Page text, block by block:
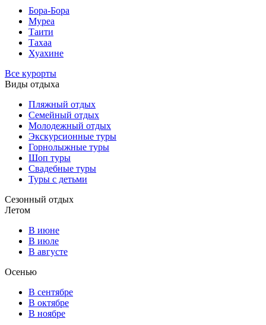
Бора-Бора
Муреа
Таити
Тахаа
Хуахине
Все курорты
Виды отдыха
Пляжный отдых
Семейный отдых
Молодежный отдых
Экскурсионные туры
Горнолыжные туры
Шоп туры
Свадебные туры
Туры с детьми
Сезонный отдых
Летом
В июне
В июле
В августе
Осенью
В сентябре
В октябре
В ноябре